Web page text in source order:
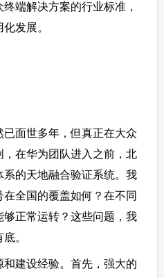
端解决方案的行业标准，
发展。
面世多年，但真正在大众
在华为团队进入之前，北
的天地融合验证系统。我
全国的覆盖如何？在不同
正常运转？这些问题，我
。
建设经验。首先，强大的